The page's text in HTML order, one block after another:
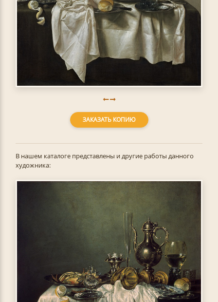
ЗАКАЗАТЬ КОПИЮ
В нашем каталоге представлены и другие работы данного
художника: